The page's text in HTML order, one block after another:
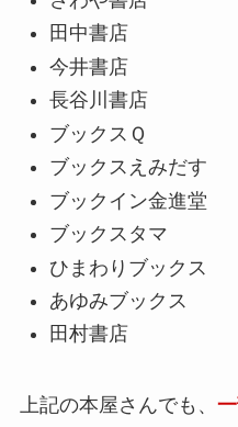
田中書店
今井書店
長谷川書店
ブックスＱ
ブックスえみだす
ブックイン金進堂
ブックスタマ
ひまわりブックス
あゆみブックス
田村書店
上記の本屋さんでも、